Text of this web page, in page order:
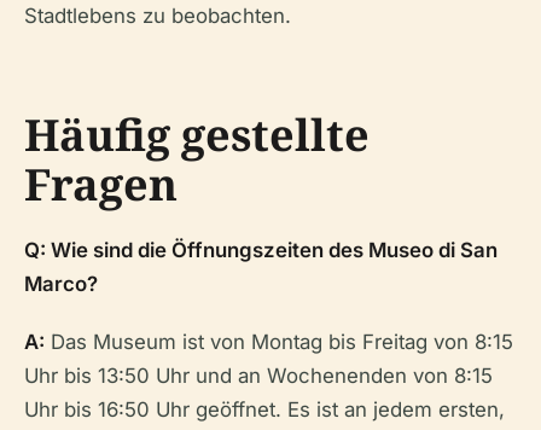
Stadtlebens zu beobachten.
Häufig gestellte
Fragen
Q: Wie sind die Öffnungszeiten des Museo di San
Marco?
A: Das Museum ist von Montag bis Freitag von 8:15
Uhr bis 13:50 Uhr und an Wochenenden von 8:15
Uhr bis 16:50 Uhr geöffnet. Es ist an jedem ersten,